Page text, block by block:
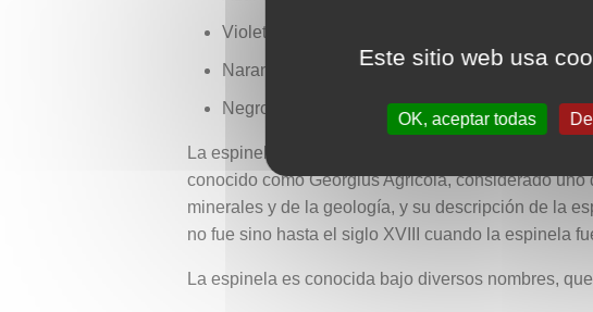
Violeta y púrpura: resultado de la combinación
Naranja y amarillo: causados por una mezcla
Negro: generalmente debido a una alta
La espinela fue descrita científicamente por
conocido como Georgius Agricola, considerado
minerales y de la geología, y su descripción de la
no fue sino hasta el siglo XVIII cuando la espinela
La espinela es conocida bajo diversos nombres,
Este sitio web usa
OK, aceptar todas